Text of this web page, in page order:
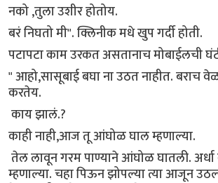
नको ,तुला उशीर होतोय.
बरं निघतो मी". क्लिनीक मधे खुप गर्दी होती.
पटापटा काम उरकत असतानाच मोबाईलची
" आहो,सासूबाई बघा ना उठत नाहीत. बराच वेळ
करतेय.
काय झालं.?
काही नाही,आज तू आंघोळ घाल म्हणाल्या.
तेल लावून गरम पाण्याने आंघोळ घातली.
म्हणाल्या. चहा पिऊन झोपल्या त्या आजून